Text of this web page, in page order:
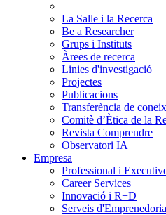
La Salle i la Recerca
Be a Researcher
Grups i Instituts
Àrees de recerca
Linies d'investigació
Projectes
Publicacions
Transferència de
Comitè d’Ètica de la
Revista Comprendre
Observatori IA
Empresa
Professional i
Career Services
Innovació i R+D
Serveis